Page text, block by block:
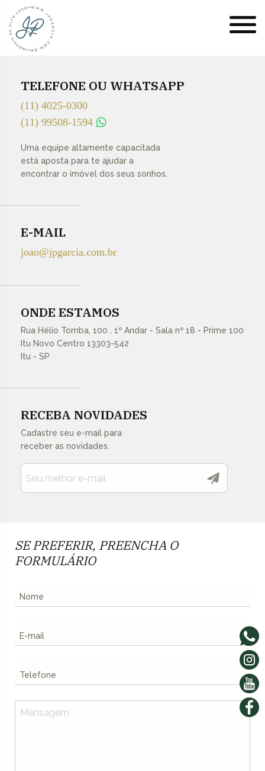
TELEFONE OU WHATSAPP
(11) 4025-0300
(11) 99508-1594
Uma equipe altamente capacitada
está aposta para te ajudar a
encontrar o imóvel dos seus sonhos.
E-MAIL
joao@jpgarcia.com.br
ONDE ESTAMOS
Rua Hélio Tomba, 100 , 1º Andar - Sala nº 18 - Prime 100
Itu Novo Centro 13303-542
Itu - SP
RECEBA NOVIDADES
Cadastre seu e-mail para
receber as novidades.
SE PREFERIR, PREENCHA O
FORMULÁRIO
mail
Telefone